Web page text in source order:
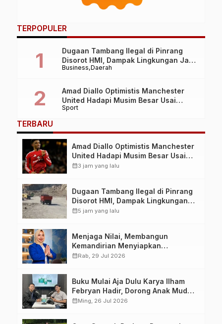
TERPOPULER
Business Daerah
Dugaan Tambang Ilegal di Pinrang
Disorot HMI, Dampak Lingkungan Jadi
Perhatian
Sport
Amad Diallo Optimistis Manchester
United Hadapi Musim Besar Usai
Imbang 1-1 Lawan PSG
TERBARU
Amad Diallo Optimistis Manchester
United Hadapi Musim Besar Usai
Imbang 1-1 Lawan PSG
calendar_month3 jam yang lalu
Dugaan Tambang Ilegal di Pinrang
Disorot HMI, Dampak Lingkungan
Jadi Perhatian
calendar_month5 jam yang lalu
Menjaga Nilai, Membangun
Kemandirian Menyiapkan
Kepemimpinan Ekonomi Perempuan
Jamaah
calendar_monthRab, 29 Jul 2026
Buku Mulai Aja Dulu Karya Ilham
Febryan Hadir, Dorong Anak Muda
Berhenti Menunda dan Mulai
calendar_monthMing, 26 Jul 2026